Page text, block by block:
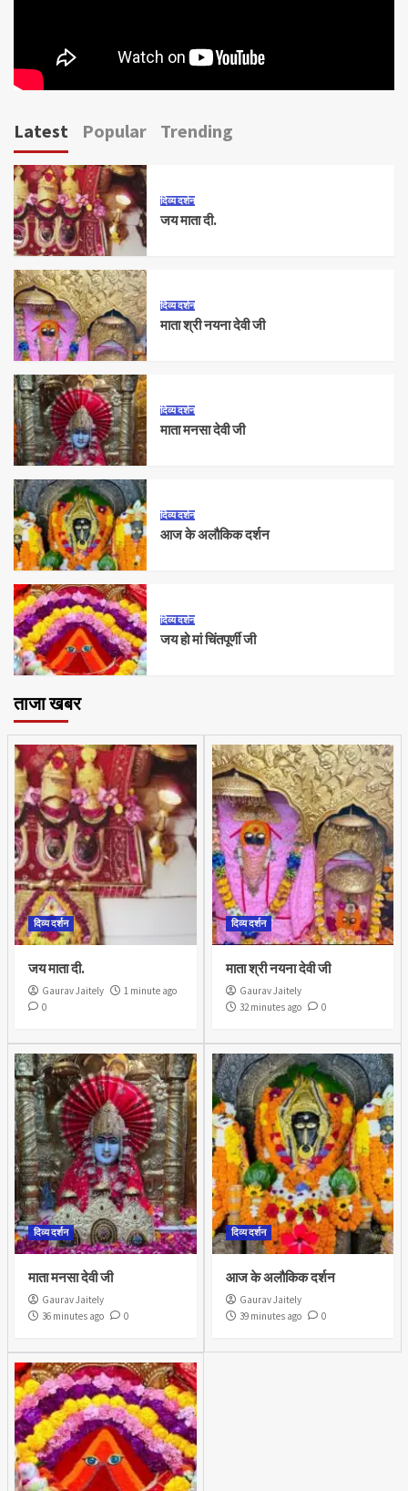
Latest Popular Trending
दिव्य दर्शन
जय माता दी.
दिव्य दर्शन
माता श्री नयना देवी जी
दिव्य दर्शन
माता मनसा देवी जी
दिव्य दर्शन
आज के अलौकिक दर्शन
दिव्य दर्शन
जय हो मां चिंतपूर्णी जी
ताजा खबर
दिव्य दर्शन
जय माता दी.
Gaurav Jaitely
1 minute ago
0
दिव्य दर्शन
माता श्री नयना देवी जी
Gaurav Jaitely
32 minutes ago
0
दिव्य दर्शन
माता मनसा देवी जी
Gaurav Jaitely
36 minutes ago
0
दिव्य दर्शन
आज के अलौकिक दर्शन
Gaurav Jaitely
39 minutes ago
0